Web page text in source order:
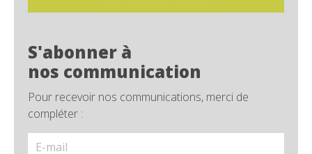
S'abonner à
nos communication
Pour recevoir nos communications, merci de
compléter :